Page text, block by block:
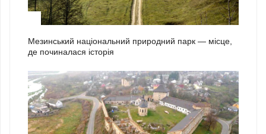
Мезинський національний природний парк — місце,
де починалася історія